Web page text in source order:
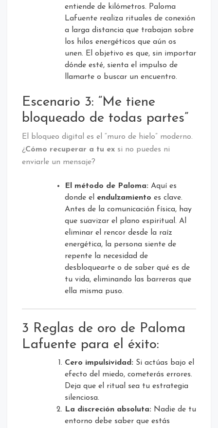
entiende de kilómetros. Paloma
Lafuente realiza rituales de conexión
a larga distancia que trabajan sobre
los hilos energéticos que aún os
unen. El objetivo es que, sin importar
dónde esté, sienta el impulso de
llamarte o buscar un encuentro.
Escenario 3: “Me tiene
bloqueado de todas partes”
El bloqueo digital es el “muro de hielo” moderno.
¿Cómo recuperar a tu ex si no puedes ni
enviarle un mensaje?
El método de Paloma: Aquí es
donde el endulzamiento es clave.
Antes de la comunicación física, hay
que suavizar el plano espiritual. Al
eliminar el rencor desde la raíz
energética, la persona siente de
repente la necesidad de
desbloquearte o de saber qué es de
tu vida, eliminando las barreras que
ella misma puso.
3 Reglas de oro de Paloma
Lafuente para el éxito:
Cero impulsividad: Si actúas bajo el
efecto del miedo, cometerás errores.
Deja que el ritual sea tu estrategia
silenciosa.
La discreción absoluta: Nadie de tu
entorno debe saber que estás